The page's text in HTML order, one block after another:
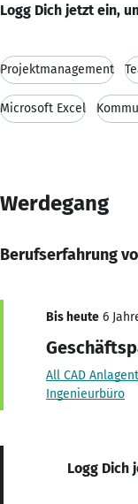
Logg Dich jetzt ein,
Projektmanagement
Microsoft Excel
Werdegang
Berufserfahrung
Bis heute 6
All CAD
Ingenieurbüro
Logg Dich